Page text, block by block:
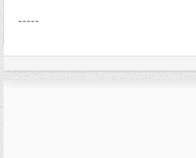
-----